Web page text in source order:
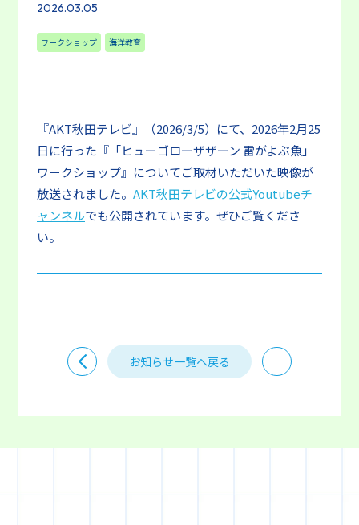
2026.03.05
ワークショップ 海洋教育
『AKT秋田テレビ』（2026/3/5）にて、2026年2月25
日に行った『「ヒューゴローザザーン 雷がよぶ魚」
ワークショップ』についてご取材いただいた映像が
放送されました。 AKT秋田テレビの公式Youtubeチ
ャンネルでも公開されています。ぜひご覧くださ
い。
PREVお知らせ一覧へ戻る